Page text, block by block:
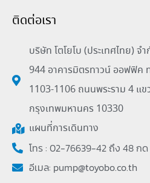
ติดต่อเรา
บริษัท โตโยโบ (ประเทศไทย) จ
944 อาคารมิตรทาวน์ ออฟฟิค
1103-1106 ถนนพระราม 4 แ
กรุงเทพมหานคร 10330
แผนที่การเดินทาง
โทร : 02-76639-42 ถึง 48 กด
อีเมล: pump@toyobo.co.th